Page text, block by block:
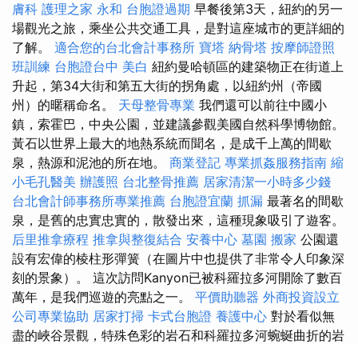
膚科 護理之家 永和 台胞證過期 早餐後第3天，紐約的另一
場觀光之旅，乘坐公共交通工具，是對這座城市的更詳細的
了解。 適合您的台北會計事務所 寶塔 納骨塔 按摩師證照
班訓練 台胞證台中 美白 紐約曼哈頓區的建築物正在街道上
升起，第34大街和第五大街的拐角處，以紐約州（帝國
州）的暱稱命名。 天母整骨專業 我們還可以前往中國小
鎮，索霍巴，中央公園，並建議參觀美國自然科學博物館。
黃石以世界上最大的地熱系統而聞名，是成千上萬的間歇
泉，熱源和泥池的所在地。 商業登記 專業抓姦服務指南 縮
小毛孔醫美 辦護照 台北整骨推薦 居家清潔一小時多少錢
台北會計師事務所專業推薦 台胞證宜蘭 抓漏 最著名的間歇
泉，是舊的忠實忠實的，散發出來，這種現象吸引了遊客。
后里推拿療程 推拿與整復結合 安養中心 墓園 搬家 公園還
設有宏偉的棱柱形彈簧（在圖片中也提供了非常令人印象深
刻的景象）。 這次訪問Kanyon已被科羅拉多河開除了數百
萬年，是我們巡遊的亮點之一。 平價助聽器 外商投資設立
公司專業協助 居家打掃 卡式台胞證 養護中心 對於看似無
盡的峽谷景觀，特殊色彩的岩石和科羅拉多河蜿蜒曲折的岩